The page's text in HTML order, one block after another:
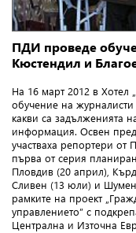
ПДИ проведе
Кюстендил и
На 16 март 2012 в
обучение на журналисти
какви са задълженията
информация. Освен
участваха репортери от
първа от серия
Пловдив (20 април),
Сливен (13 юли) и
рамките на проект
управлението” с
Централна и Източна